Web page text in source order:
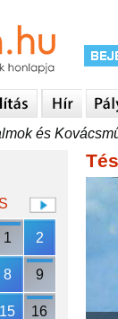
és
1 2
8 9
15 16